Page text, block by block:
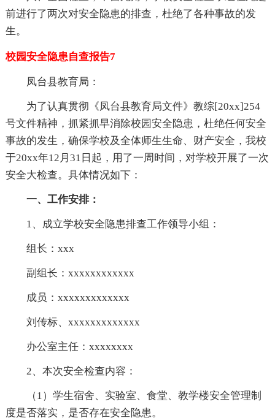
前进行了两次对安全隐患的排查，杜绝了各种事故的发
生。
校园安全隐患自查报告7
凤台县教育局：
为了认真贯彻《凤台县教育局文件》教综[20xx]254
号文件精神，抓紧抓早消除校园安全隐患，杜绝任何安全
事故的发生，确保学校及全体师生生命、财产安全，我校
于20xx年12月31日起，用了一周时间，对学校开展了一次
安全大检查。具体情况如下：
一、工作安排：
1、成立学校安全隐患排查工作领导小组：
组长：xxx
副组长：xxxxxxxxxxxx
成员：xxxxxxxxxxxxx
刘传标、xxxxxxxxxxxxx
办公室主任：xxxxxxxx
2、本次安全检查内容：
（1）学生宿舍、实验室、食堂、教学楼安全管理制
度是否落实，是否存在安全隐患。